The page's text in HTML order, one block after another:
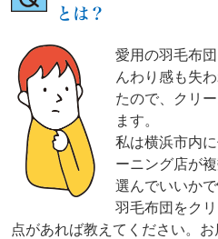
とは？
愛用の羽毛布
んわり感も失
たので、クリ
ます。
私は横浜市内
ーニング店が
選んでいいかで
羽毛布団をク
点があれば教えてください。